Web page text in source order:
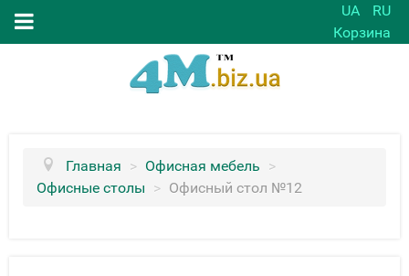
UA
RU
Корзина
Главная > Офисная мебель >
Офисные столы > Офисный стол №12